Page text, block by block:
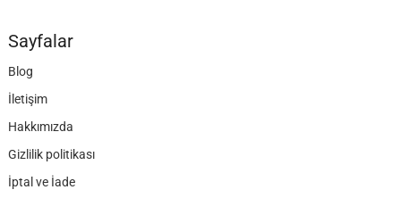
Sayfalar
Blog
İletişim
Hakkımızda
Gizlilik politikası
İptal ve İade